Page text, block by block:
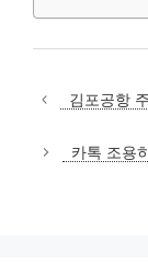
김포공항
카톡 조용